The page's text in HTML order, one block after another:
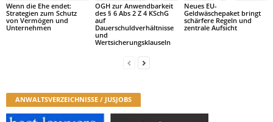
Wenn die Ehe endet:
Strategien zum Schutz
von Vermögen und
Unternehmen
OGH zur Anwendbarkeit
des § 6 Abs 2 Z 4 KSchG
auf
Dauerschuldverhältnisse
und
Wertsicherungsklauseln
Neues EU-
Geldwäschepaket bringt
schärfere Regeln und
zentrale Aufsicht
ANWALTSVERZEICHNISSE / JUSJOBS